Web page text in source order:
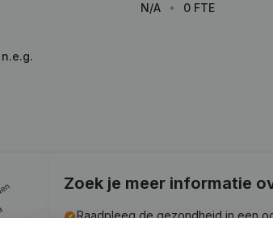
N/A
0 FTE
Zoek je meer informatie
Raadpleeg de gezondheid in een